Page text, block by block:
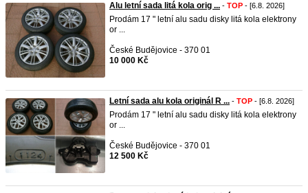
Alu letní sada litá kola orig ... - TOP - [6.8. 2026]
Prodám 17 " letní alu sadu disky litá kola elektrony
or ...
České Budějovice - 370 01
10 000 Kč
Letní sada alu kola originál R ... - TOP - [6.8. 2026]
Prodám 17 " letní alu sadu disky litá kola elektrony
or ...
České Budějovice - 370 01
12 500 Kč